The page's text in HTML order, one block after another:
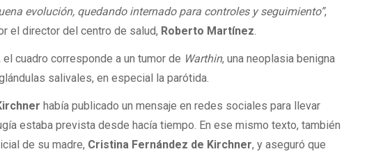
evolución, quedando internado para controles y seguimiento”,
el director del centro de salud, Roberto Martínez
cuadro corresponde a un tumor de Warthin, una neoplasia benigna
salivales, en especial la parótida.
había publicado un mensaje en redes sociales para llevar
estaba prevista desde hacía tiempo. En ese mismo texto, también
de su madre, Cristina Fernández de Kirchner, y aseguró que